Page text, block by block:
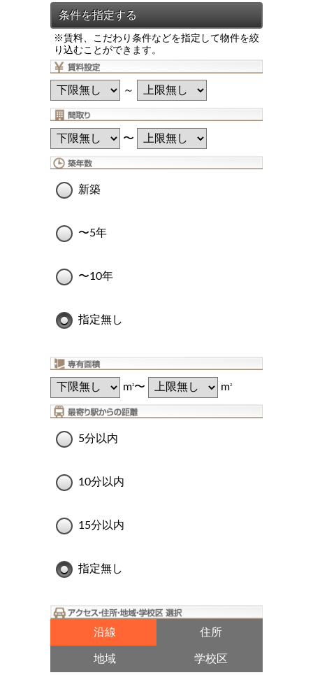
※賃料、こだわり条件などを指定して物件を絞
り込むことができます。
～
〜
新築
〜5年
〜10年
指定無し
m2〜 m2
5分以内
10分以内
15分以内
指定無し
沿線 住所
地域 学校区